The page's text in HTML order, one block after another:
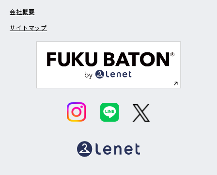
会社概要
サイトマップ